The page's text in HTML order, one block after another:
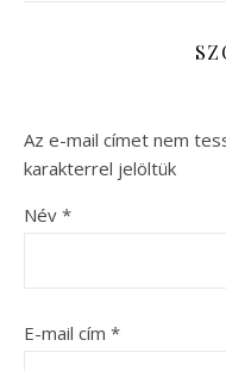
Az e-mail címet nem
karakterrel jelöltük
Név *
E-mail cím *